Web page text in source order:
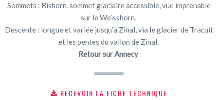
Sommets : Bishorn, sommet glaciaire accessible, vue imprenable
sur le Weisshorn.
Descente : longue et variée jusqu’à Zinal, via le glacier de Tracuit
et les pentes du vallon de Zinal.
Retour sur Annecy
RECEVOIR LA FICHE TECHNIQUE